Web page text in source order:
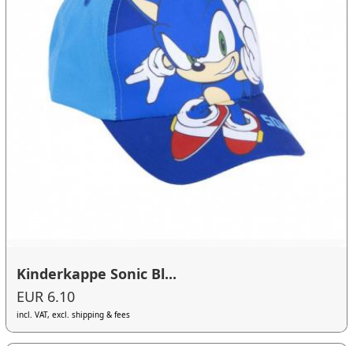
Kinderkappe Sonic Bl...
EUR 6.10
incl. VAT, excl. shipping & fees